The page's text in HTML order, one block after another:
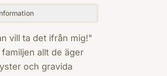
vill ta det ifrån mig!"
allt de äger
och gravida